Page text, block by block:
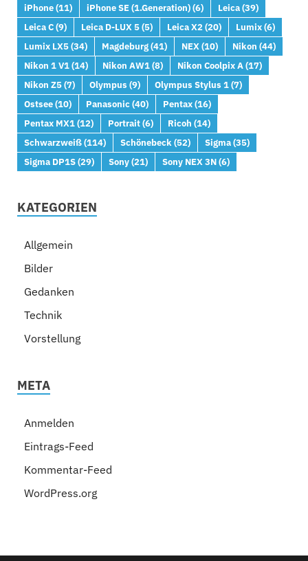
iPhone(11) iPhone SE (1.Generation)(6) Leica(39)
Leica C(9) Leica D-LUX 5(5) Leica X2(20) Lumix(6)
Lumix LX5(34) Magdeburg(41) NEX(10) Nikon (44)
Nikon 1 V1(14) Nikon AW1(8) Nikon Coolpix A(17)
Nikon Z5(7) Olympus (9) Olympus Stylus 1(7)
Ostsee(10) Panasonic(40) Pentax(16)
Pentax MX1(12) Portrait(6) Ricoh (14)
Schwarzweiß(114) Schönebeck(52) Sigma(35)
Sigma DP1S(29) Sony(21) Sony NEX 3N(6)
KATEGORIEN
Allgemein
Bilder
Gedanken
Technik
Vorstellung
META
Anmelden
Eintrags-Feed
Kommentar-Feed
WordPress.org